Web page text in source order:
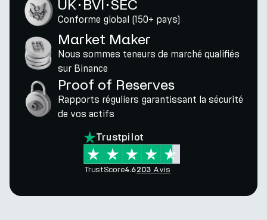
UK · BVI · SEC
Conforme global (150+ pays)
Market Maker
Nous sommes teneurs de marché qualifiés
sur Binance
Proof of Reserves
Rapports réguliers garantissant la sécurité
de vos actifs
Trustpilot
TrustScore4.6203 Avis